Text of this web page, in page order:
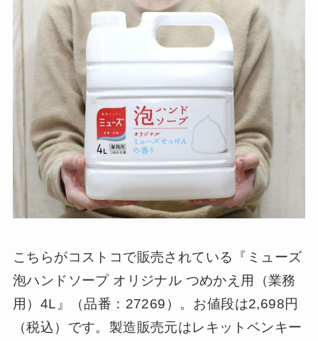
こちらがコストコで販売されている『ミューズ
泡ハンドソープ オリジナル つめかえ用（業務
用）4L』（品番：27269）。お値段は2,698円
（税込）です。製造販売元はレキットベンキー